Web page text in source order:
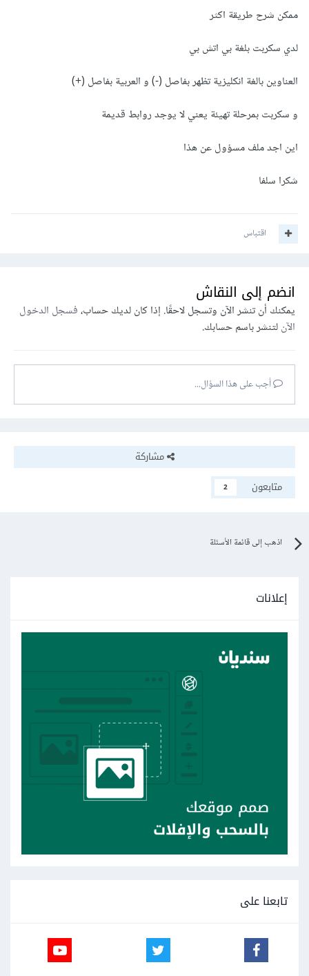
ممكن شرح طريقة اكثر
لدي سكربت بلغة بي اتش بي
العناوين بالغة انكليزية تظهر بفاصل (-) و العربية بفاصل (+)
و سكربت بمرحلة تهيئة يعني لا يوجد روابط قديمة
اين اجد ملف مسؤول عن هذا
شكرا سلفا
اقتباس
انضم إلى النقاش
يمكنك أن تنشر الآن وتسجل لاحقًا. إذا كان لديك حساب،فسجل الدخول
الآنلتنشر باسم حسابك.
أجب على هذا السؤال...
مشاركة
متابعون
2
اذهب إلى قائمة الأسئلة
إعلانات
تابعنا على